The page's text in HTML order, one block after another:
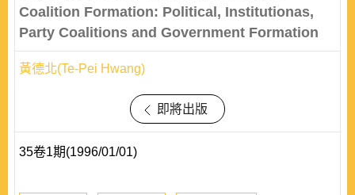
Coalition Formation: Political, Institutionas,
Party Coalitions and Government Formation
黃德北(Te-Pei Hwang)
即將出版
35卷1期(1996/01/01)